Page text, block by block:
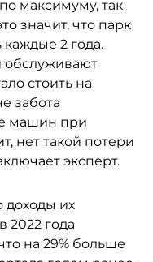
максимуму, так
значит, что парк
2 года.
стоить на
забота
машин при
нет такой потери
эксперт.
доходы их
2022 года
на 29% больше